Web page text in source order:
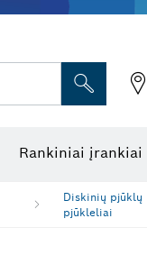
Rankiniai įrankiai
Diskinių pjūklų
pjūkleliai